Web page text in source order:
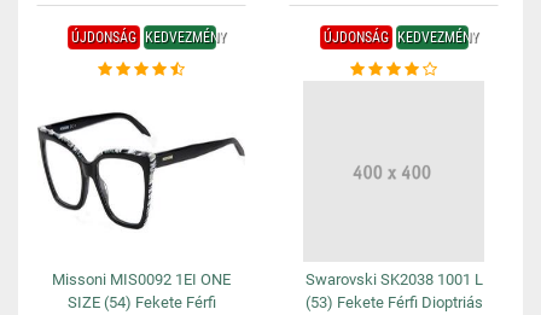
ÚJDONSÁG KEDVEZMÉNY
Missoni MIS0092 1EI ONE
SIZE (54) Fekete Férfi
ÚJDONSÁG KEDVEZMÉNY
Swarovski SK2038 1001 L
(53) Fekete Férfi Dioptriás